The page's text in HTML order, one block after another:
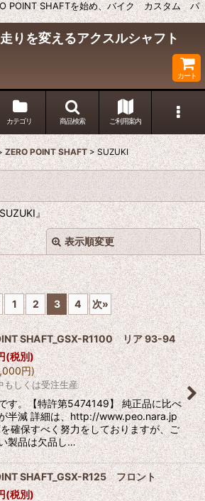
POINT SHAFTを始め、バイク カスタム パ
走りを変えるアクスルシャフト
カート
カテゴリ 商品検索 ご利用案内
ZERO POINT SHAFT > SUZUKI
』
表示順変更
絞り込む
閉じる
1 2 3 4 次»
SHAFT_GSX-R1100 リア 93-94
(税別)
円)
もしくは受注生産
す。【特許第5474149】 純正品に比べ
半減 詳細は、http://www.peo.nara.jp
確保すべく努力をしておりますが、ご
製品は欠品し…
SHAFT_GSX-R125 フロント
(税別)